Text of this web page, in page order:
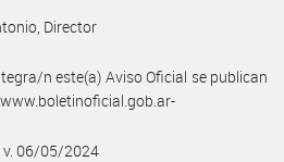
Director
n este(a) Aviso Oficial se publican
06/05/2024